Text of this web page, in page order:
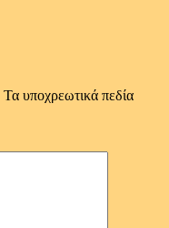
Τα υποχρεωτικά πεδία